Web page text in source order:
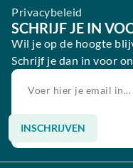
Privacybeleid
SCHRIJF JE IN
Wil je op de hoogte
Schrijf je dan in voor
INSCHRIJVEN
Alternative: